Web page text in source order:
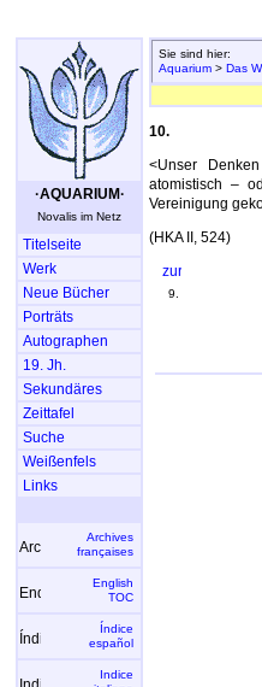
·AQUARIUM·
Novalis im Netz
Titelseite
Werk
Neue Bücher
Porträts
Autographen
19. Jh.
Sekundäres
Zeittafel
Suche
Weißenfels
Links
Archives
françaises
English
TOC
Índice
español
Indice
Sie sind hier:
Aquarium > Das
10.
<Unser
atomistisch –
Vereinigung
(HKA II, 524)
9.